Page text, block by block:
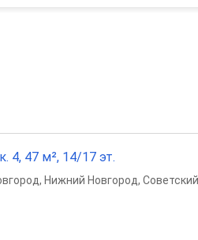
4, 47 м², 14/17 эт.
, Нижний Новгород,